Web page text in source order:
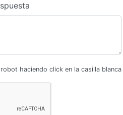
haciendo click en la casilla blanca